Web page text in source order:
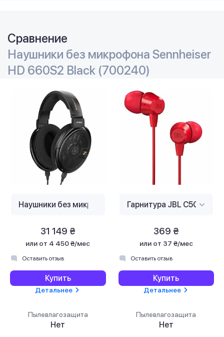
Сравнение
Наушники без микрофона Sennheiser
HD 660S2 Black (700240)
31 149 ₴
или от 4 450 ₴/мес
Оставить отзыв
Купить
Детальнее
Пылевлагозащита
Нет
369 ₴
или от 37 ₴/мес
Оставить отзыв
Купить
Детальнее
Пылевлагозащита
Нет